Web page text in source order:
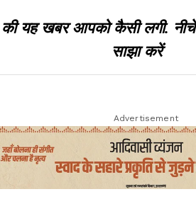
यह खबर आपको कैसी लगी. नीचे
साझा करें
Advertisement